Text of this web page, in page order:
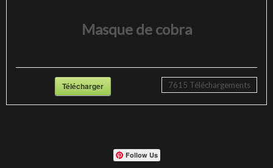
Masque de cobra
Télécharger 7615 Téléchargements
Follow Us